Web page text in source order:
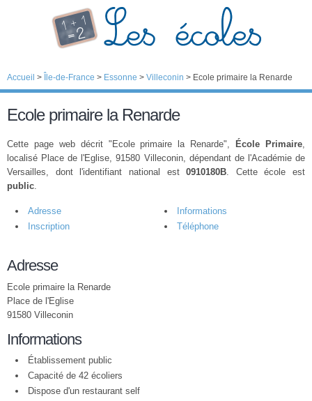
Accueil > Île-de-France > Essonne > Villeconin > Ecole primaire la Renarde
Ecole primaire la Renarde
Cette page web décrit "Ecole primaire la Renarde", École Primaire,
localisé Place de l'Eglise, 91580 Villeconin, dépendant de l'Académie de
Versailles, dont l'identifiant national est0910180B. Cette école est
public.
Adresse
Informations
Inscription
Téléphone
Adresse
Ecole primaire la Renarde
Place de l'Eglise
91580 Villeconin
Informations
Établissement public
Capacité de 42 écoliers
Dispose d'un restaurant self